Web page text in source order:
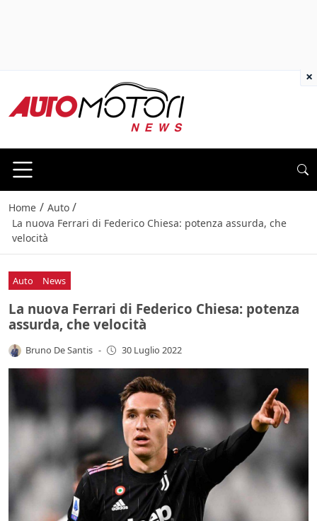
Home / Auto /
La nuova Ferrari di Federico Chiesa: potenza assurda, che
velocità
Auto News
La nuova Ferrari di Federico Chiesa: potenza
assurda, che velocità
Bruno De Santis - 30 Luglio 2022
×